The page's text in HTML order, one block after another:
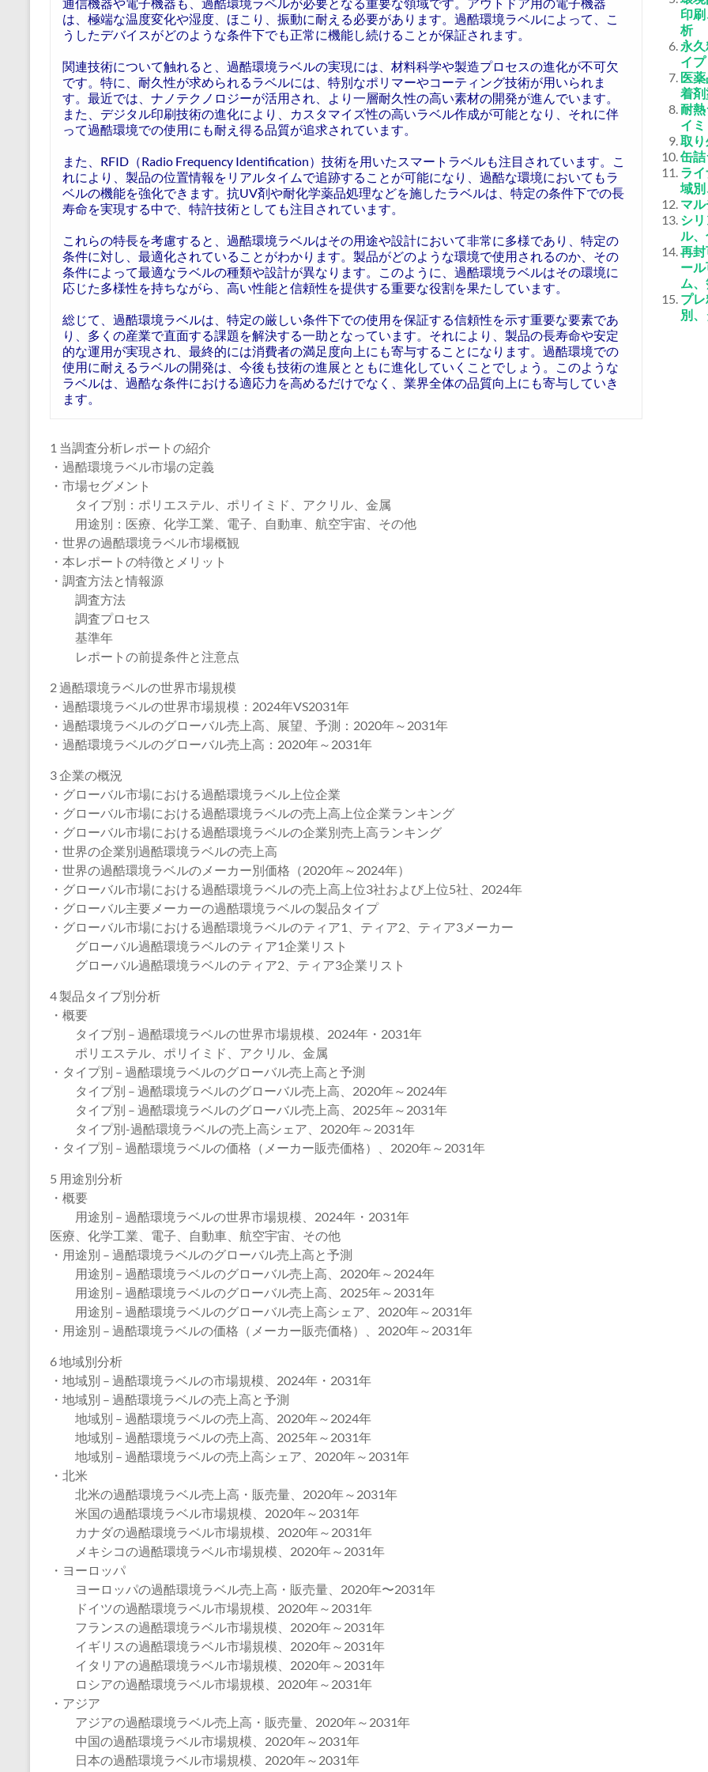
は、極端な温度変化や湿度、ほこり、振動に耐える必要があります。過酷環境ラベルによって、こ
うしたデバイスがどのような条件下でも正常に機能し続けることが保証されます。
関連技術について触れると、過酷環境ラベルの実現には、材料科学や製造プロセスの進化が不可欠
です。特に、耐久性が求められるラベルには、特別なポリマーやコーティング技術が用いられま
す。最近では、ナノテクノロジーが活用され、より一層耐久性の高い素材の開発が進んでいます。
また、デジタル印刷技術の進化により、カスタマイズ性の高いラベル作成が可能となり、それに伴
って過酷環境での使用にも耐え得る品質が追求されています。
また、RFID（Radio Frequency Identification）技術を用いたスマートラベルも注目されています。こ
れにより、製品の位置情報をリアルタイムで追跡することが可能になり、過酷な環境においてもラ
ベルの機能を強化できます。抗UV剤や耐化学薬品処理などを施したラベルは、特定の条件下での長
寿命を実現する中で、特許技術としても注目されています。
これらの特長を考慮すると、過酷環境ラベルはその用途や設計において非常に多様であり、特定の
条件に対し、最適化されていることがわかります。製品がどのような環境で使用されるのか、その
条件によって最適なラベルの種類や設計が異なります。このように、過酷環境ラベルはその環境に
応じた多様性を持ちながら、高い性能と信頼性を提供する重要な役割を果たしています。
総じて、過酷環境ラベルは、特定の厳しい条件下での使用を保証する信頼性を示す重要な要素であ
り、多くの産業で直面する課題を解決する一助となっています。それにより、製品の長寿命や安定
的な運用が実現され、最終的には消費者の満足度向上にも寄与することになります。過酷環境での
使用に耐えるラベルの開発は、今後も技術の進展とともに進化していくことでしょう。このような
ラベルは、過酷な条件における適応力を高めるだけでなく、業界全体の品質向上にも寄与していき
ます。
1 当調査分析レポートの紹介
・過酷環境ラベル市場の定義
・市場セグメント
タイプ別：ポリエステル、ポリイミド、アクリル、金属
用途別：医療、化学工業、電子、自動車、航空宇宙、その他
・世界の過酷環境ラベル市場概観
・本レポートの特徴とメリット
・調査方法と情報源
調査方法
調査プロセス
基準年
レポートの前提条件と注意点
2 過酷環境ラベルの世界市場規模
・過酷環境ラベルの世界市場規模：2024年VS2031年
・過酷環境ラベルのグローバル売上高、展望、予測：2020年～2031年
・過酷環境ラベルのグローバル売上高：2020年～2031年
3 企業の概況
・グローバル市場における過酷環境ラベル上位企業
・グローバル市場における過酷環境ラベルの売上高上位企業ランキング
・グローバル市場における過酷環境ラベルの企業別売上高ランキング
・世界の企業別過酷環境ラベルの売上高
・世界の過酷環境ラベルのメーカー別価格（2020年～2024年）
・グローバル市場における過酷環境ラベルの売上高上位3社および上位5社、2024年
・グローバル主要メーカーの過酷環境ラベルの製品タイプ
・グローバル市場における過酷環境ラベルのティア1、ティア2、ティア3メーカー
グローバル過酷環境ラベルのティア1企業リスト
グローバル過酷環境ラベルのティア2、ティア3企業リスト
4 製品タイプ別分析
・概要
タイプ別 – 過酷環境ラベルの世界市場規模、2024年・2031年
ポリエステル、ポリイミド、アクリル、金属
・タイプ別 – 過酷環境ラベルのグローバル売上高と予測
タイプ別 – 過酷環境ラベルのグローバル売上高、2020年～2024年
タイプ別 – 過酷環境ラベルのグローバル売上高、2025年～2031年
タイプ別-過酷環境ラベルの売上高シェア、2020年～2031年
・タイプ別 – 過酷環境ラベルの価格（メーカー販売価格）、2020年～2031年
5 用途別分析
・概要
用途別 – 過酷環境ラベルの世界市場規模、2024年・2031年
医療、化学工業、電子、自動車、航空宇宙、その他
・用途別 – 過酷環境ラベルのグローバル売上高と予測
用途別 – 過酷環境ラベルのグローバル売上高、2020年～2024年
用途別 – 過酷環境ラベルのグローバル売上高、2025年～2031年
用途別 – 過酷環境ラベルのグローバル売上高シェア、2020年～2031年
・用途別 – 過酷環境ラベルの価格（メーカー販売価格）、2020年～2031年
6 地域別分析
・地域別 – 過酷環境ラベルの市場規模、2024年・2031年
・地域別 – 過酷環境ラベルの売上高と予測
地域別 – 過酷環境ラベルの売上高、2020年～2024年
地域別 – 過酷環境ラベルの売上高、2025年～2031年
地域別 – 過酷環境ラベルの売上高シェア、2020年～2031年
・北米
北米の過酷環境ラベル売上高・販売量、2020年～2031年
米国の過酷環境ラベル市場規模、2020年～2031年
カナダの過酷環境ラベル市場規模、2020年～2031年
メキシコの過酷環境ラベル市場規模、2020年～2031年
・ヨーロッパ
ヨーロッパの過酷環境ラベル売上高・販売量、2020年〜2031年
ドイツの過酷環境ラベル市場規模、2020年～2031年
フランスの過酷環境ラベル市場規模、2020年～2031年
イギリスの過酷環境ラベル市場規模、2020年～2031年
イタリアの過酷環境ラベル市場規模、2020年～2031年
ロシアの過酷環境ラベル市場規模、2020年～2031年
・アジア
アジアの過酷環境ラベル売上高・販売量、2020年～2031年
中国の過酷環境ラベル市場規模、2020年～2031年
日本の過酷環境ラベル市場規模、2020年～2031年
印
析
永
イ
医
着
耐
イ
取
缶
ラ
域
マ
シ
ル
再
ー
ム
プ
別